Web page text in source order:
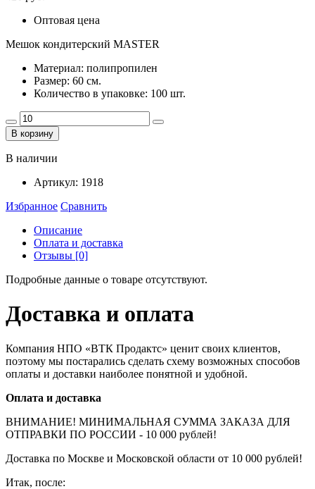
Оптовая цена
Мешок кондитерский MASTER
Материал: полипропилен
Размер: 60 см.
Количество в упаковке: 100 шт.
В корзину
В наличии
Артикул: 1918
Избранное Сравнить
Описание
Оплата и доставка
Отзывы [0]
Подробные данные о товаре отсутствуют.
Доставка и оплата
Компания НПО «ВТК Продактс» ценит своих клиентов,
поэтому мы постарались сделать схему возможных способов
оплаты и доставки наиболее понятной и удобной.
Оплата и доставка
ВНИМАНИЕ! МИНИМАЛЬНАЯ СУММА ЗАКАЗА ДЛЯ
ОТПРАВКИ ПО РОССИИ - 10 000 рублей!
Доставка по Москве и Московской области от 10 000 рублей!
Итак, после: